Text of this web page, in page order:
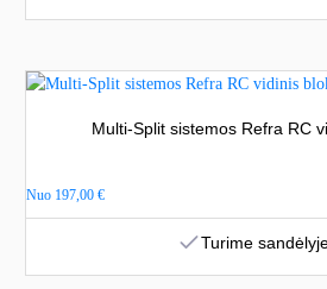
Multi-Split sistemos Refra RC
Nuo 197,00 €
Turime